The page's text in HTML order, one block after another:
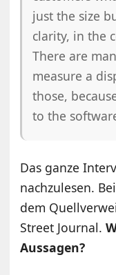
just the size
clarity, in the
There are
measure a
those,
to the
Das ganze
nachzulesen.
dem
Street Journal.
Aussagen?